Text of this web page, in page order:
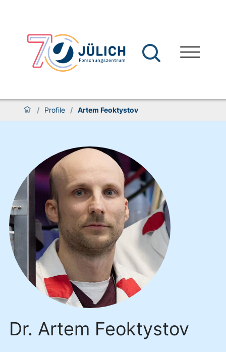
/ Profile / Artem Feoktystov
Dr. Artem Feoktystov